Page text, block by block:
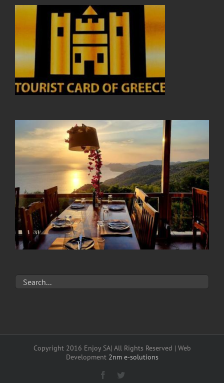
Copyright 2016 Enjoy SA| All Rights Reserved | Web
Development2nm e-solutions
Facebook